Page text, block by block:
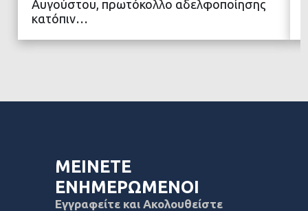
Αυγούστου, πρωτόκολλο αδελφοποίησης
κατόπιν…
ΜΕΙΝΕΤΕ
ΕΝΗΜΕΡΩΜΕΝΟΙ
Εγγραφείτε και Ακολουθείστε